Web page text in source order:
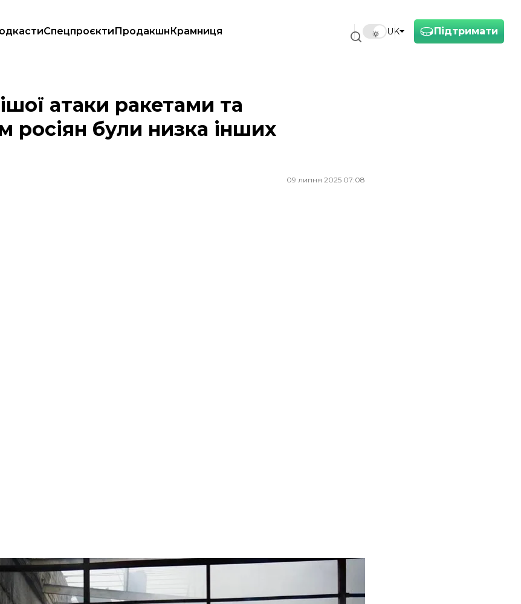
Підтримати
UK
СпецпроєктиПродакшнКрамниця
були низка інших регіонів
атаки ракетами та
росіян були низка інших
09 липня 2025 07:08
атаки на Луцьк
ДСНС України
масований обстріл України. Під ударом окупантів опинилися